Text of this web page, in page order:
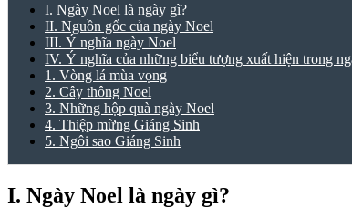
I. Ngày Noel là ngày gì?
II. Nguồn gốc của ngày Noel
III. Ý nghĩa ngày Noel
IV. Ý nghĩa của những biểu tượng xuất hiện trong
1. Vòng lá mùa vọng
2. Cây thông Noel
3. Những hộp quà ngày Noel
4. Thiệp mừng Giáng Sinh
5. Ngôi sao Giáng Sinh
I. Ngày Noel là ngày gì?